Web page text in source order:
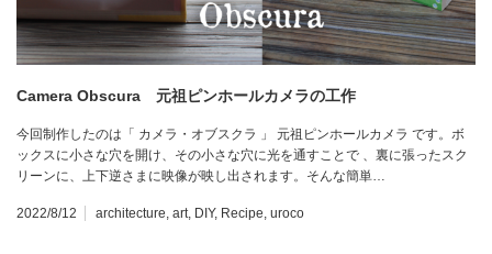
Camera Obscura 元祖ピンホールカメラの工作
今回制作したのは「 カメラ・オブスクラ 」 元祖ピンホールカメラ です。ボ
ックスに小さな穴を開け、その小さな穴に光を通すことで 、裏に張ったスク
リーンに、上下逆さまに映像が映し出されます。そんな簡単…
2022/8/12 architecture, art, DIY, Recipe, uroco